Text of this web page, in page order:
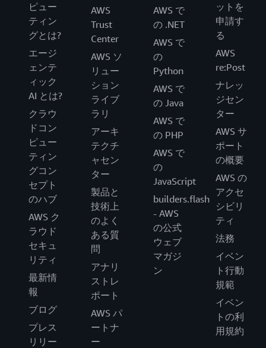
ピュー
ティン
グとは?
エージ
ェンテ
ィック
AI とは?
クラウ
ドコン
ピュー
ティン
グコン
セプト
のハブ
AWS ク
ラウド
セキュ
リティ
最新情
報
ブログ
プレス
リリー
AWS
Trust
Center
AWS ソ
リュー
ション
ライブ
ラリ
アーキ
テクチ
ャセン
ター
製品と
技術上
のよく
ある質
問
アナリ
ストレ
ポート
AWS パ
ートナ
ー
AWS で
の .NET
AWS で
の
Python
AWS で
の Java
AWS で
の PHP
AWS で
の
JavaScript
builders.flash
- AWS
の公式
ウェブ
マガジ
ン
ットを
申請す
る
AWS
re:Post
ナレッ
ジセン
ター
AWS サ
ポート
の概要
AWS の
アクセ
シビリ
ティ
法務
イベン
ト行動
規範
イベン
トの利
用規約